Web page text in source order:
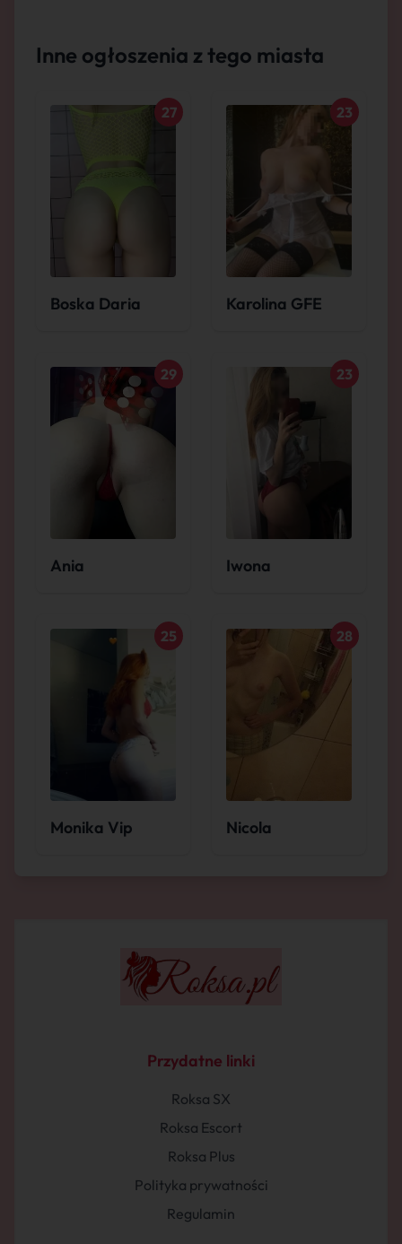
Inne ogłoszenia z tego miasta
Boska Daria
27
Karolina GFE
23
Ania
29
Iwona
23
Monika Vip
25
Nicola
28
Przydatne linki
Roksa SX
Roksa Escort
Roksa Plus
Polityka prywatności
Regulamin